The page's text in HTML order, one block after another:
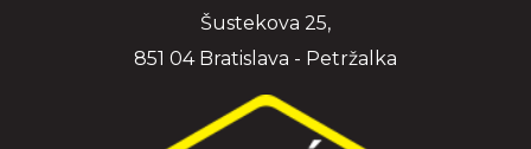
Šustekova 25,
851 04 Bratislava - Petržalka